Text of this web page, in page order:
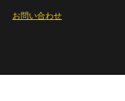
お問い合わせ